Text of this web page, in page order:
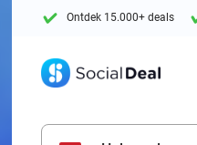
Ontdek 15.000+ deals